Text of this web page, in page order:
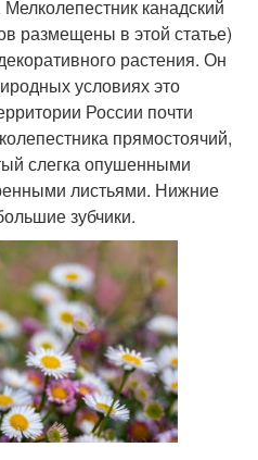
канадский
размещены в этой статье)
растения. Он
условиях это
России почти
прямостоячий,
слегка опушенными
листьями. Нижние
зубчики.